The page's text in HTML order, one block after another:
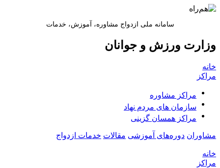
سامانه ملی ازدواج مشاوره، آموزش، خدمات
وزارت ورزش و جوانان
خانه
مراکز
مراکز مشاوره
سازمان های مردم نهاد
مراکز همسان گزینی
مشاوران دوره‌های آموزشی مقالات خدمات ازدواج
خانه
مراکز